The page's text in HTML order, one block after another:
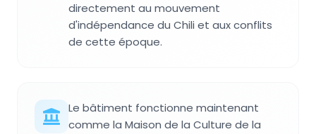
directement au mouvement
d'indépendance du Chili et aux conflits
de cette époque.
Le bâtiment fonctionne maintenant
comme la Maison de la Culture de la